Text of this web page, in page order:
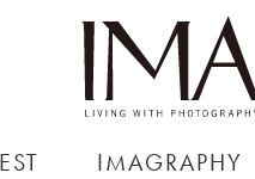
IMAGRAPHY